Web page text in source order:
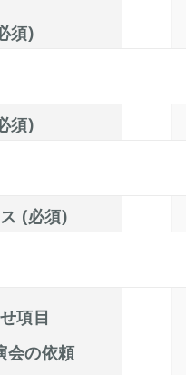
須)
須)
(必須)
項目
会の依頼